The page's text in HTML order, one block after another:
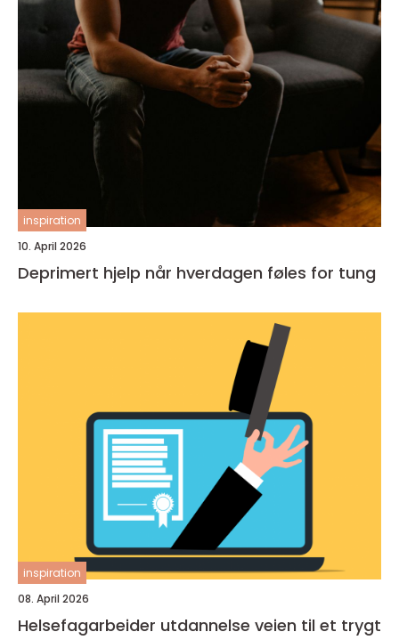
inspiration
10. April 2026
Deprimert hjelp når hverdagen føles for tung
inspiration
08. April 2026
Helsefagarbeider utdannelse veien til et trygt